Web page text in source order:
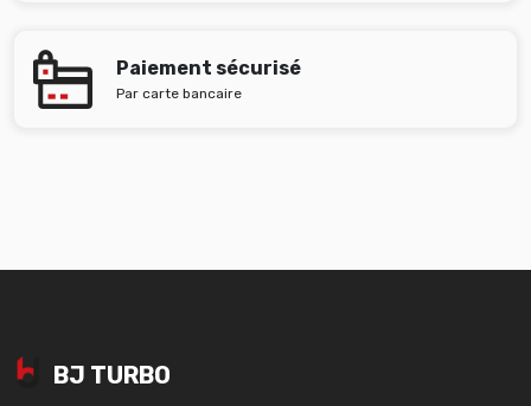
Paiement sécurisé
Par carte bancaire
BJ TURBO